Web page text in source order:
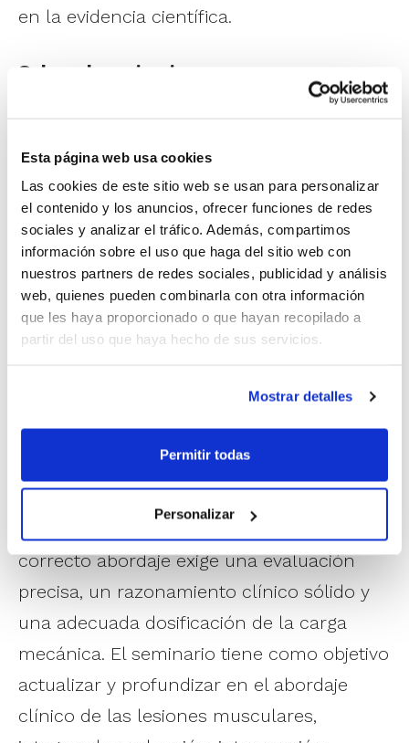
Esta página web usa cookies
Las cookies de este sitio web se usan para personalizar
el contenido y los anuncios, ofrecer funciones de redes
sociales y analizar el tráfico. Además, compartimos
información sobre el uso que haga del sitio web con
nuestros partners de redes sociales, publicidad y análisis
web, quienes pueden combinarla con otra información
que les haya proporcionado o que hayan recopilado a
partir del uso que haya hecho de sus servicios.
Mostrar detalles
Permitir todas
Personalizar
en la evidencia científica.
Sobre el seminario
El seminario será impartido por Ricardo
20 años de experiencia en fisioterapia
deportiva y traumatológica, coordinador
del área de Fisioterapia en Clínica Artes
(Valencia), profesor asociado en la
Universidad Católica de Valencia (UCV) y en
el Máster en Fisioterapia Deportiva de la
UCH-CEU, y exfisioterapeuta de la
Las lesiones musculares constituyen una
de las patologías más frecuentes en la
práctica clínica del fisioterapeuta. Su
correcto abordaje exige una evaluación
precisa, un razonamiento clínico sólido y
una adecuada dosificación de la carga
mecánica. El seminario tiene como objetivo
actualizar y profundizar en el abordaje
clínico de las lesiones musculares,